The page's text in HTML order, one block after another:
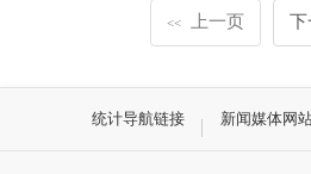
<< 上一页 下
统计导航链接 新闻媒体网